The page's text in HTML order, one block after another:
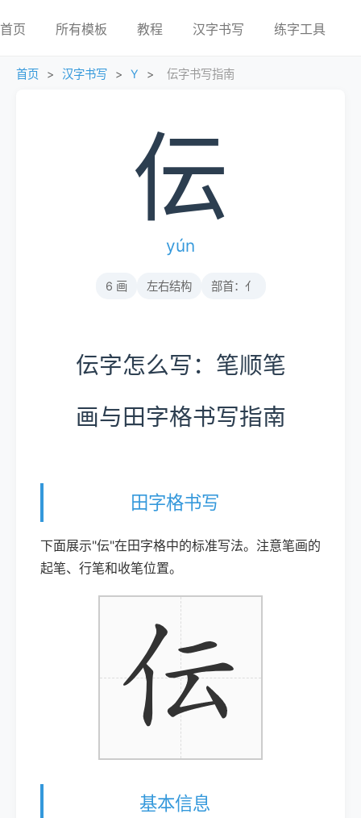
首页 所有模板 教程 汉字书写 练字工具
首页 > 汉字书写 > Y > 伝字书写指南
伝
yún
6 画 左右结构 部首：亻
伝字怎么写：笔顺笔
画与田字格书写指南
田字格书写
下面展示"伝"在田字格中的标准写法。注意笔画的
起笔、行笔和收笔位置。
基本信息